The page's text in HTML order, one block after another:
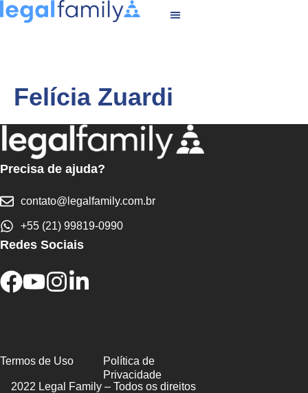
Felícia Zuardi
Precisa de ajuda?
contato@legalfamily.com.br
+55 (21) 99819-0990
Redes Sociais
Termos de Uso
Política de
Privacidade
2022 Legal Family – Todos os direitos